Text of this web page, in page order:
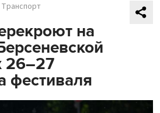
Транспорт
на
26–27
фестиваля